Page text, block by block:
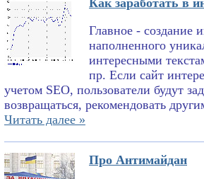
Главное - создание
наполненного
интересными
пр. Если сайт
учетом SEO, пользователи будут
возвращаться, рекомендовать
Читать далее »
Про Антимайдан